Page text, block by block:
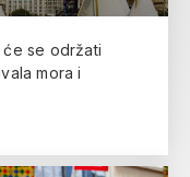
će se održati
mora i